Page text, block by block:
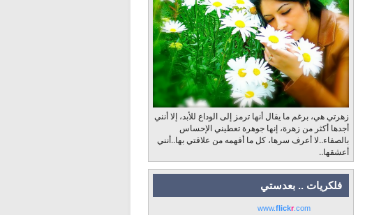
زهرتي هي، برغم ما يقال أنها ترمز إلى الوداع للأبد، إلا أنني
أجدها أكثر من زهرة، إنها جوهرة تعطيني الإحساس
بالصفاء..لا أعرف سرها، كل ما أفهمه من علاقتي بها..أنني
أعشقها..
فلكريات .. بعدستي
www.flickr .com